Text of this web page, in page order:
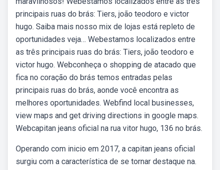
principais ruas do brás: Tiers, joão teodoro e victor
hugo. Saiba mais nosso mix de lojas está repleto de
oportunidades veja… Webestamos localizados entre
as três principais ruas do brás: Tiers, joão teodoro e
victor hugo. Webconheça o shopping de atacado que
fica no coração do brás temos entradas pelas
principais ruas do brás, aonde você encontra as
melhores oportunidades. Webfind local businesses,
view maps and get driving directions in google maps.
Webcapitan jeans oficial na rua vitor hugo, 136 no brás.
Operando com inicio em 2017, a capitan jeans oficial
surgiu com a característica de se tornar destaque na.